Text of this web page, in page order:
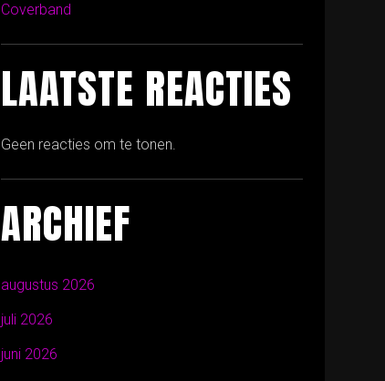
Coverband
LAATSTE REACTIES
Geen reacties om te tonen.
ARCHIEF
augustus 2026
juli 2026
juni 2026